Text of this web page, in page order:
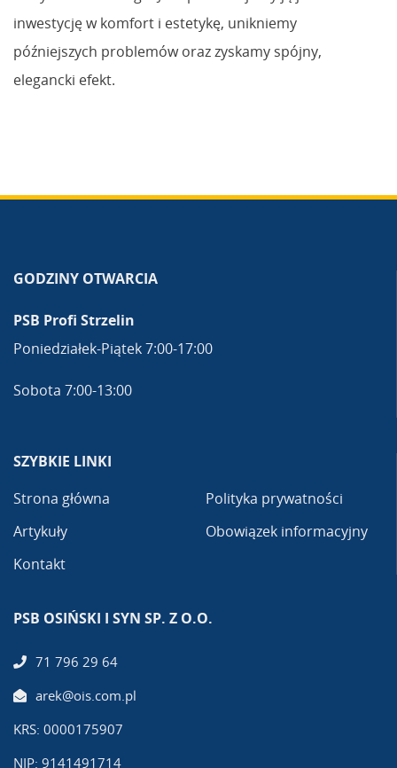
inwestycję w komfort i estetykę, unikniemy
późniejszych problemów oraz zyskamy spójny,
elegancki efekt.
GODZINY OTWARCIA
PSB Profi Strzelin
Poniedziałek-Piątek 7:00-17:00
Sobota 7:00-13:00
SZYBKIE LINKI
Strona główna
Artykuły
Kontakt
Polityka prywatności
Obowiązek informacyjny
PSB OSIŃSKI I SYN SP. Z O.O.
71 796 29 64
arek@ois.com.pl
KRS: 0000175907
NIP: 9141491714